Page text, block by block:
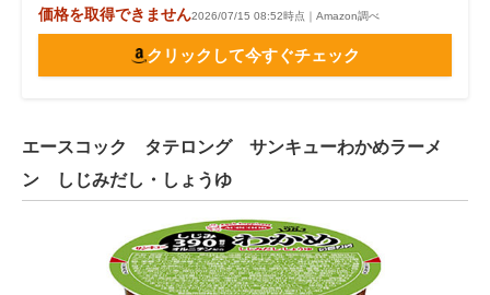
価格を取得できません2026/07/15 08:52時点｜Amazon調べ
クリックして今すぐチェック
エースコック タテロング サンキューわかめラーメ
ン しじみだし・しょうゆ